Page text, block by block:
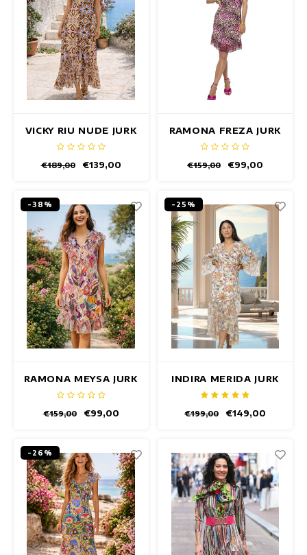
VICKY RIU NUDE JURK
€189,00 €139,00
RAMONA FREZA JURK
€159,00 €99,00
-38%
RAMONA MEYSA JURK
€159,00 €99,00
-25%
INDIRA MERIDA JURK
€199,00 €149,00
-26%